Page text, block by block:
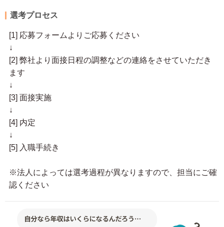
選考プロセス
[1] 応募フォームよりご応募ください
↓
[2] 弊社より面接日程の調整などの連絡をさせていただき
ます
↓
[3] 面接実施
↓
[4] 内定
↓
[5] 入職手続き
※法人によっては選考過程が異なりますので、担当にご確
認ください